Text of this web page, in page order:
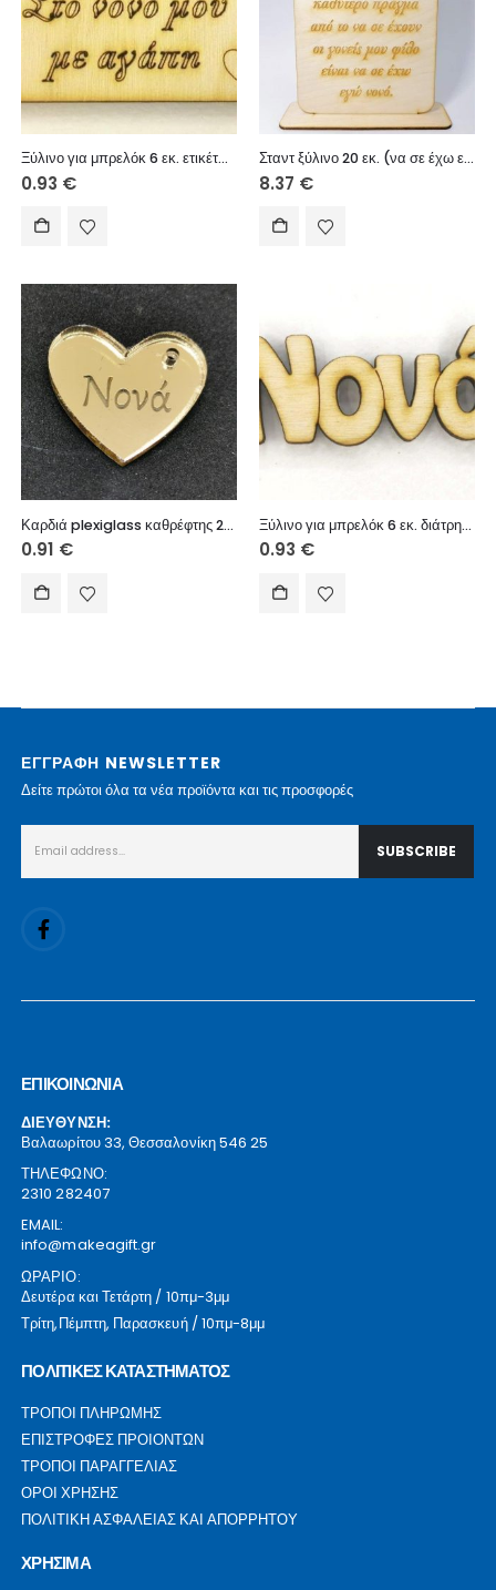
Ξύλινο για μπρελόκ 6 εκ. ετικέτα (Στο νονό μου με αγάπη)
0.93 €
Σταντ ξύλινο 20 εκ. (να σε έχω εγώ νονό)
8.37 €
Καρδιά plexiglass καθρέφτης 2,5 cm
0.91 €
Ξύλινο για μπρελόκ 6 εκ. διάτρητο (Νονά)
0.93 €
ΕΓΓΡΑΦΗ NEWSLETTER
Δείτε πρώτοι όλα τα νέα προϊόντα και τις προσφορές
ΕΠΙΚΟΙΝΩΝΙΑ
ΔΙΕΥΘΥΝΣΗ:
Βαλαωρίτου 33, Θεσσαλονίκη 546 25
ΤΗΛΕΦΩΝΟ:
2310 282407
EMAIL:
info@makeagift.gr
ΩΡΑΡΙΟ:
Δευτέρα και Τετάρτη / 10πμ-3μμ
Τρίτη,Πέμπτη, Παρασκευή / 10πμ-8μμ
ΠΟΛΙΤΙΚΕΣ ΚΑΤΑΣΤΗΜΑΤΟΣ
ΤΡΟΠΟΙ ΠΛΗΡΩΜΗΣ
ΕΠΙΣΤΡΟΦΕΣ ΠΡΟΙΟΝΤΩΝ
ΤΡΟΠΟΙ ΠΑΡΑΓΓΕΛΙΑΣ
ΟΡΟΙ ΧΡΗΣΗΣ
ΠΟΛΙΤΙΚΗ ΑΣΦΑΛΕΙΑΣ ΚΑΙ ΑΠΟΡΡΗΤΟΥ
ΧΡΗΣΙΜΑ